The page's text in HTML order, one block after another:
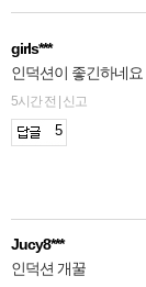
girls***
인덕션이 좋긴하네요
5시간 전 | 신고
5
Jucy8***
인덕션 개꿀